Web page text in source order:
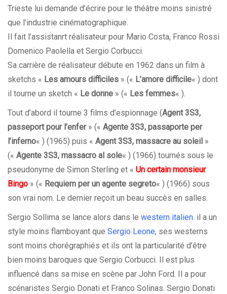
Trieste lui demande d’écrire pour le théâtre moins sinistré
que l’industrie cinématographique.
Il fait l’assistanrt réalisateur pour Mario Costa, Franco Rossi
Domenico Paolella et Sergio Corbucci.
Sa carrière de réalisateur débute en 1962 dans un film à
sketchs « Les amours difficiles » (« L’amore difficile« ) dont
il tourne un sketch « Le donne » (« Les femmes« ).
Tout d’abord il tourne 3 films d’espionnage (Agent 3S3,
passeport pour l’enfer» (« Agente 3S3, passaporte per
l’inferno« ) (1965) puis « Agent 3S3, massacre au soleil »
(« Agente 3S3, massacro al sole« ) (1966) tournés sous le
pseudonyme de Simon Sterling et « Un certain monsieur
Bingo » (« Requiem per un agente segreto« ) (1966) sous
son vrai nom. Le dernier reçoit un beau succès en salles.
Sergio Sollima se lance alors dans le western italien. il a un
style moins flamboyant que Sergio Leone, ses westerns
sont moins chorégraphiés et ils ont la particularité d’être
bien moins baroques que Sergio Corbucci. Il est plus
influencé dans sa mise en scène par John Ford. Il a pour
scénaristes Sergio Donati et Franco Solinas. Sergio Donati